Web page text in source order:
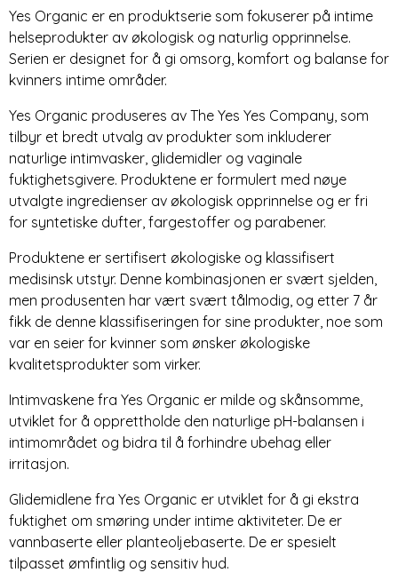
Yes Organic er en produktserie som fokuserer på intime
helseprodukter av økologisk og naturlig opprinnelse.
Serien er designet for å gi omsorg, komfort og balanse for
kvinners intime områder.
Yes Organic produseres av The Yes Yes Company, som
tilbyr et bredt utvalg av produkter som inkluderer
naturlige intimvasker, glidemidler og vaginale
fuktighetsgivere. Produktene er formulert med nøye
utvalgte ingredienser av økologisk opprinnelse og er fri
for syntetiske dufter, fargestoffer og parabener.
Produktene er sertifisert økologiske og klassifisert
medisinsk utstyr. Denne kombinasjonen er svært sjelden,
men produsenten har vært svært tålmodig, og etter 7 år
fikk de denne klassifiseringen for sine produkter, noe som
var en seier for kvinner som ønsker økologiske
kvalitetsprodukter som virker.
Intimvaskene fra Yes Organic er milde og skånsomme,
utviklet for å opprettholde den naturlige pH-balansen i
intimområdet og bidra til å forhindre ubehag eller
irritasjon.
Glidemidlene fra Yes Organic er utviklet for å gi ekstra
fuktighet om smøring under intime aktiviteter. De er
vannbaserte eller planteoljebaserte. De er spesielt
tilpasset ømfintlig og sensitiv hud.